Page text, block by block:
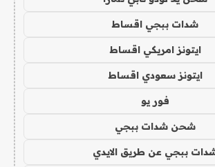
شدات ببجي اقساط
ايتونز امريكي اقساط
ايتونز سعودي اقساط
فور يو
شحن شدات ببجي
ببجي عن طريق الايدي